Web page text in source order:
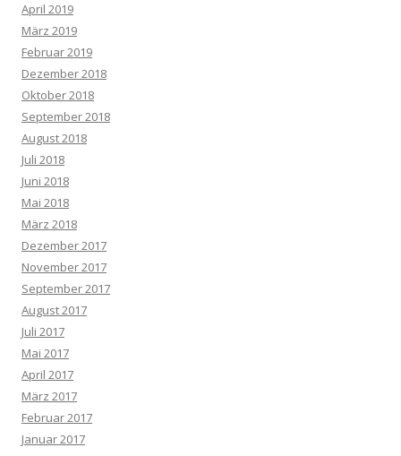
April 2019
März 2019
Februar 2019
Dezember 2018
Oktober 2018
September 2018
August 2018
Juli 2018
Juni 2018
Mai 2018
März 2018
Dezember 2017
November 2017
September 2017
August 2017
Juli 2017
Mai 2017
April 2017
März 2017
Februar 2017
Januar 2017